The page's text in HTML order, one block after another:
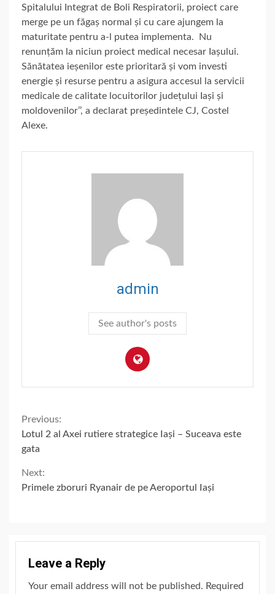
Spitalului Integrat de Boli Respiratorii, proiect care
merge pe un făgaș normal și cu care ajungem la
maturitate pentru a-l putea implementa. Nu
renunțăm la niciun proiect medical necesar Iașului.
Sănătatea ieșenilor este prioritară și vom investi
energie și resurse pentru a asigura accesul la servicii
medicale de calitate locuitorilor județului Iași și
moldovenilor’’, a declarat președintele CJ, Costel
Alexe.
admin
See author's posts
Continue
Reading
Previous:
Lotul 2 al Axei rutiere strategice Iași – Suceava este
gata
Next:
Primele zboruri Ryanair de pe Aeroportul Iași
Leave a Reply
Your email address will not be published. Required